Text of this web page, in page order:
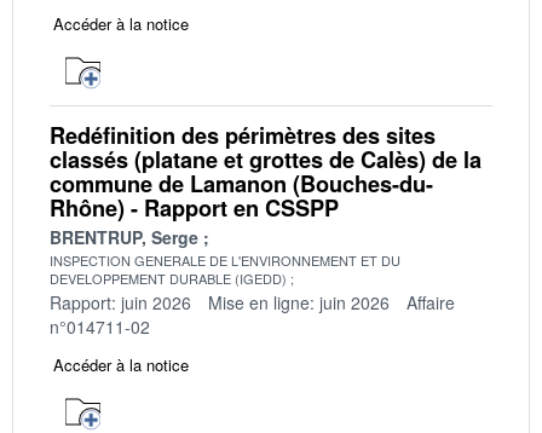
Accéder à la notice
Redéfinition des périmètres des sites
classés (platane et grottes de Calès) de la
commune de Lamanon (Bouches-du-
Rhône) - Rapport en CSSPP
BRENTRUP, Serge
INSPECTION GENERALE DE L'ENVIRONNEMENT ET DU
DEVELOPPEMENT DURABLE (IGEDD)
Rapport: juin 2026 Mise en ligne: juin 2026
Affaire
n°014711-02
Accéder à la notice